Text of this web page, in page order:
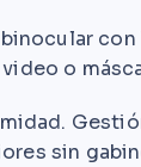
con
o
sin